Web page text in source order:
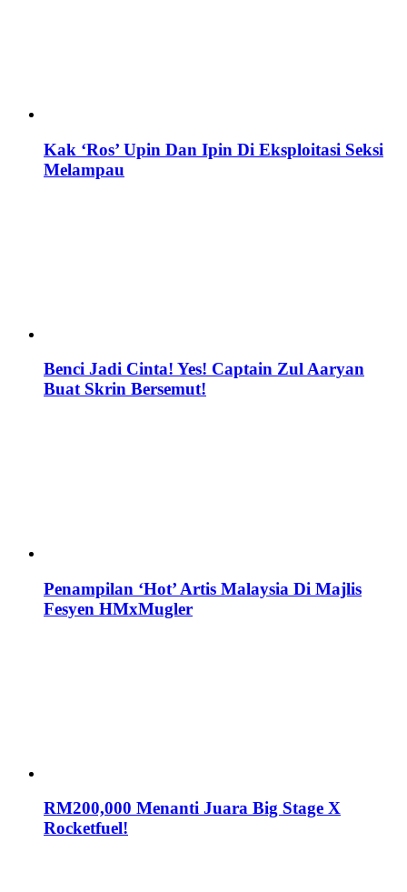
Kak ‘Ros’ Upin Dan Ipin Di Eksploitasi Seksi
Melampau
Benci Jadi Cinta! Yes! Captain Zul Aaryan
Buat Skrin Bersemut!
Penampilan ‘Hot’ Artis Malaysia Di Majlis
Fesyen HMxMugler
RM200,000 Menanti Juara Big Stage X
Rocketfuel!